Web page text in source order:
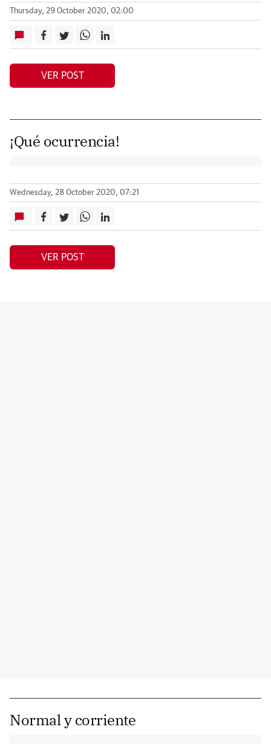
Thursday, 29 October 2020, 02:00
VER POST
¡Qué ocurrencia!
Wednesday, 28 October 2020, 07:21
VER POST
Normal y corriente